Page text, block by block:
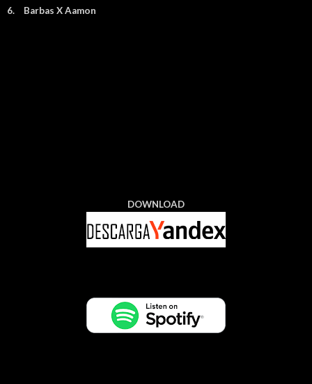
6.
Barbas X Aamon
DOWNLOAD